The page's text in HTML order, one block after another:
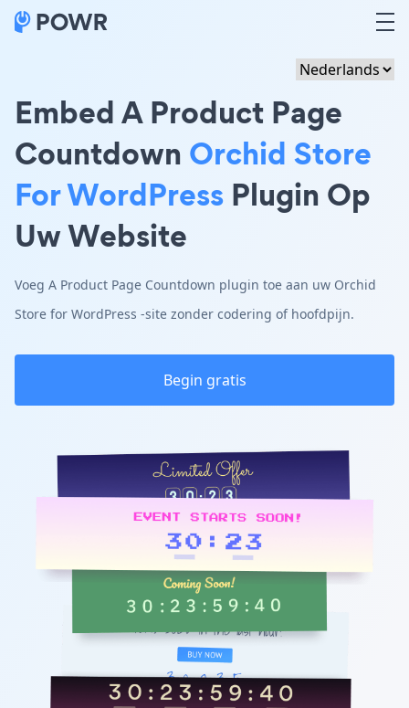
Embed A Product Page
Countdown Orchid Store
For WordPress Plugin Op
Uw Website
Voeg A Product Page Countdown plugin toe aan uw Orchid
Store for WordPress -site zonder codering of hoofdpijn.
Begin gratis